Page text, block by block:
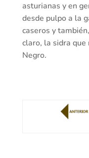
asturianas y en
desde pulpo a la
caseros y
claro, la sidra
Negro.